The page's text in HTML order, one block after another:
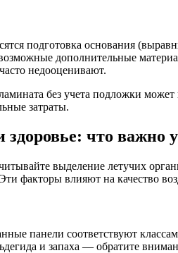
подготовка основания
дополнительные
недооценивают.
без учета подложки
затраты.
здоровье: что важно
выделение летучих
факторы влияют на качество
панели соответствуют
и запаха — обратите